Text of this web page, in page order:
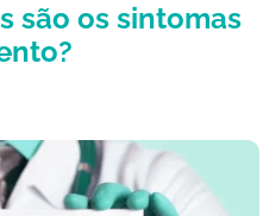
são os sintomas